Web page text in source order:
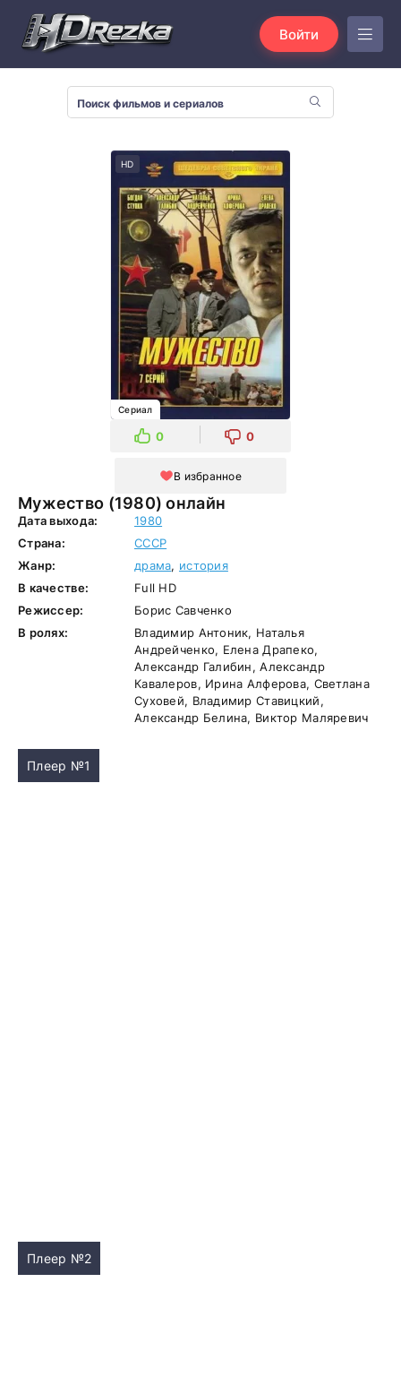
Войти
Мужество (1980) онлайн
HD
Сериал
0 0
В избранное
Дата выхода:
1980
Страна:
СССР
Жанр:
драма, история
В качестве:
Full HD
Режиссер:
Борис Савченко
В ролях:
Владимир Антоник, Наталья
Андрейченко, Елена Драпеко,
Александр Галибин, Александр
Кавалеров, Ирина Алферова, Светлана
Суховей, Владимир Ставицкий,
Александр Белина, Виктор Маляревич
Плеер №1
Плеер №2